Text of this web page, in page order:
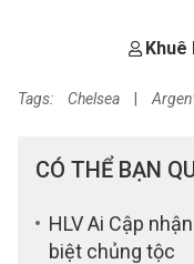
Khuê
Tags: Chelsea
CÓ THỂ BẠN
HLV Ai Cập
biệt chủng tộc